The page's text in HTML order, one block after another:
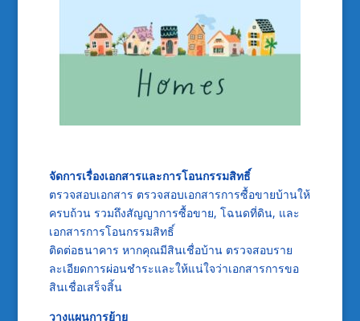
จัดการเรื่องเอกสารและการโอนกรรมสิทธิ์
ตรวจสอบเอกสาร ตรวจสอบเอกสารการซื้อขายบ้านให้
ครบถ้วน รวมถึงสัญญาการซื้อขาย, โฉนดที่ดิน, และ
เอกสารการโอนกรรมสิทธิ์
ติดต่อธนาคาร หากคุณมีสินเชื่อบ้าน ตรวจสอบราย
ละเอียดการผ่อนชำระและให้แน่ใจว่าเอกสารการขอ
สินเชื่อเสร็จสิ้น
วางแผนการย้าย